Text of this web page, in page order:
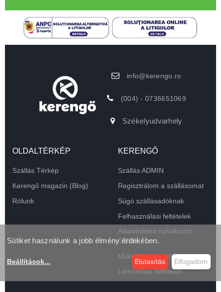
info@kerengo.ro
(004) - 0736651069
Székelyudvarhely
OLDALTÉRKÉP
Szállás Térkép
Kerengő magazin (Blog)
Rólunk
KERENGŐ
Szállás ADMIN
Regisztrálom a szállásomat
Súgó szállásadóknak
Felhasználási feltételek
Adatvédelmi nyilatkozat -
GDPR
Működési szabályzat
Lemondási feltételek
Sütiket használunk a jobb élmény érdekében.
Beállítások... Elutasítás Elfogadom